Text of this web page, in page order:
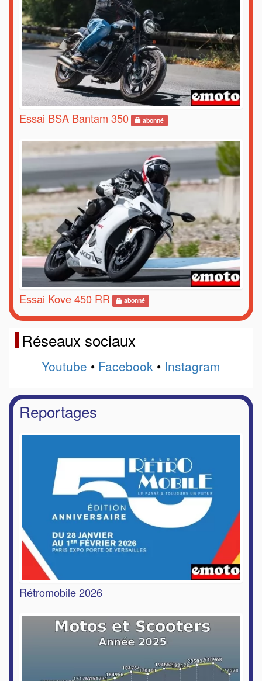
Essai BSA Bantam 350 abonné
Essai Kove 450 RR abonné
Réseaux sociaux
Youtube • Facebook • Instagram
Reportages
Rétromobile 2026